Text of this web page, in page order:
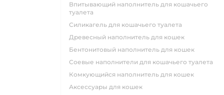
впитывающий наполнитель для кошачьего
туалета
силикагель для кошачьего туалета
древесный наполнитель для кошек
бентонитовый наполнитель для кошек
соевые наполнители для кошачьего туалета
комкующийся наполнитель для кошек
аксессуары для кошек